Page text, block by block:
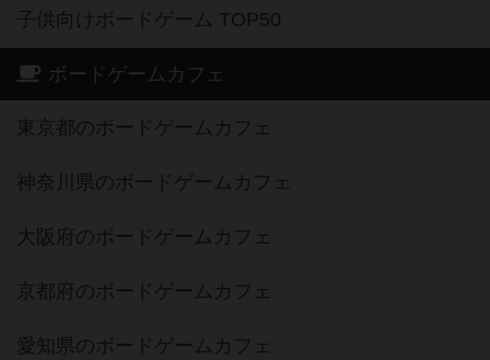
子供向けボードゲーム TOP50
ボードゲームカフェ
東京都のボードゲームカフェ
神奈川県のボードゲームカフェ
大阪府のボードゲームカフェ
京都府のボードゲームカフェ
愛知県のボードゲームカフェ